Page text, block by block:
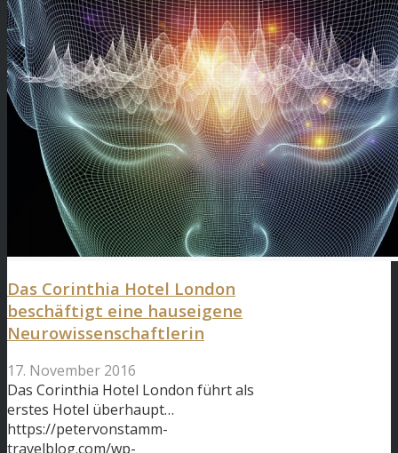
Das Corinthia Hotel London
beschäftigt eine hauseigene
Neurowissenschaftlerin
17. November 2016
Das Corinthia Hotel London führt als
erstes Hotel überhaupt…
https://petervonstamm-
travelblog.com/wp-